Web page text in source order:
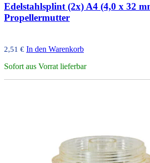
Edelstahlsplint (2x) A4 (4,0 x 32
Propellermutter
2,51 € In den Warenkorb
Sofort aus Vorrat lieferbar